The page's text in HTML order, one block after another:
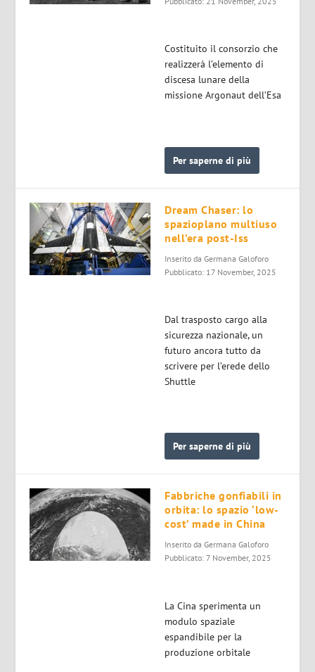
Costituito il consorzio che
realizzerà l’elemento di
discesa lunare della
missione Argonaut dell’Esa
Per saperne di più
Dream Chaser: lo
spazioplano multiuso
nell’era post-Iss
Inserito da Germana Galoforo
Pubblicato: 17 November, 2025
Dal trasposto cargo alla
sicurezza nazionale, un
futuro ancora tutto da
scrivere per l’erede dello
Shuttle
Per saperne di più
Fabbriche gonfiabili in
orbita: lo spazio ‘low-
cost’ made in China
Inserito da Germana Galoforo
Pubblicato: 7 November, 2025
La Cina sperimenta un
modulo spaziale
espandibile per la
produzione orbitale